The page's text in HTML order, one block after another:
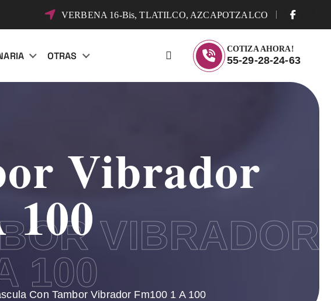
VERBENA 16-Bis, TLATILCO, AZCAPOTZALCO
OTRAS
COTIZA AHORA!
55-29-28-24-63
VIBRADOR
100
Vibrador
100
Con Tambor Vibrador Fm100 1 A 100